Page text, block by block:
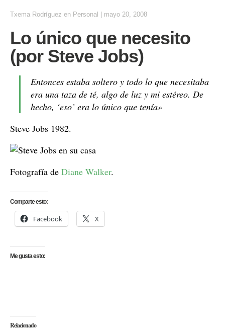
Txema Rodríguez en Personal mayo 20, 2008
Lo único que necesito
(por Steve Jobs)
Entonces estaba soltero y todo lo que necesitaba
era una taza de té, algo de luz y mi estéreo. De
hecho, ‘eso’ era lo único que tenía»
Steve Jobs 1982.
Fotografía de Diane Walker.
Comparte esto:
Facebook X
Me gusta esto:
Relacionado